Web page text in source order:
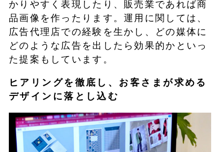
かりやすく表現したり、販売業であれば商
品画像を作ったります。運用に関しては、
広告代理店での経験を生かし、どの媒体に
どのような広告を出したら効果的かといっ
た提案もしています。
ヒアリングを徹底し、お客さまが求める
デザインに落とし込む